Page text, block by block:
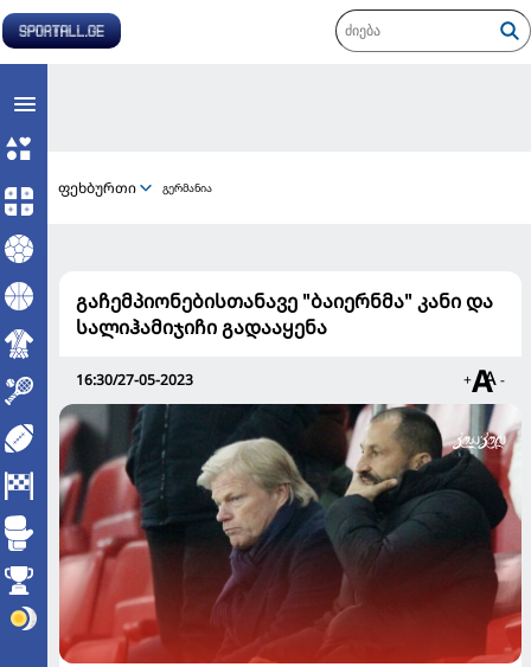
ფეხბურთი გერმანია
გაჩემპიონებისთანავე "ბაიერნმა" კანი და
სალიჰამიჯიჩი გადააყენა
16:30/27-05-2023 + -